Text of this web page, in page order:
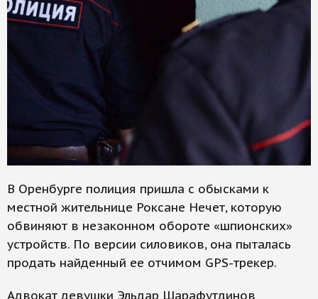
В Оренбурге полиция пришла с обысками к
местной жительнице Роксане Нечет, которую
обвиняют в незаконном обороте «шпионских»
устройств. По версии силовиков, она пыталась
продать найденный ее отчимом GPS-трекер.
Адвокат девушки Эльдар Шарафутдинов